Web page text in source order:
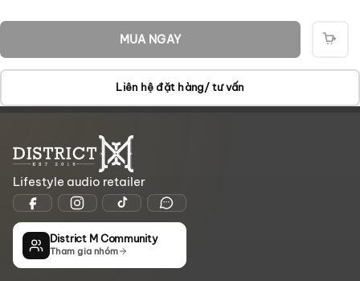
MUA NGAY
Liên hệ đặt hàng/ tư vấn
Lifestyle audio retailer
District M Community
Tham gia nhóm